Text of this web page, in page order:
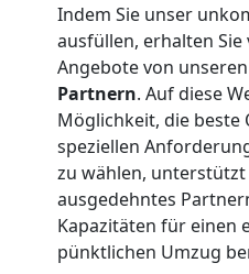
Indem Sie unser
ausfüllen, erhalten Sie
Angebote von
Partnern. Auf diese
Möglichkeit, die
speziellen
zu wählen,
ausgedehntes
Kapazitäten für einen
pünktlichen Umzug
Privatumzug
Leonding